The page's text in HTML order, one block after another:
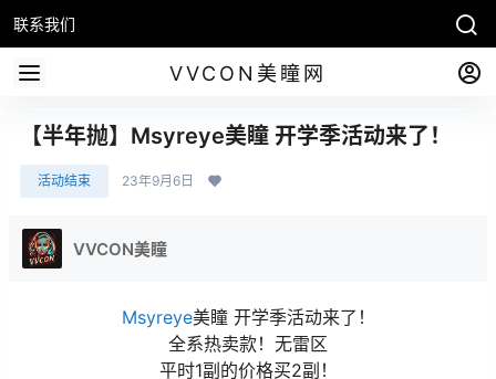
联系我们
VVCON美瞳网
【半年抛】Msyreye美瞳 开学季活动来了！
活动结束 23年9月6日
VVCON美瞳
Msyreye美瞳 开学季活动来了！
全系热卖款！无雷区
平时1副的价格买2副！